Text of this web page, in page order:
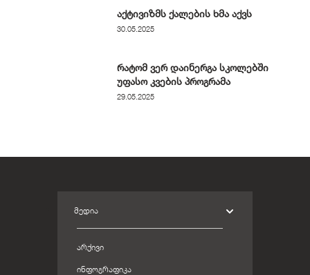
აქტივიზმს ქალების ხმა აქვს
30.05.2025
რატომ ვერ დაინერგა სკოლებში
უფასო კვების პროგრამა
29.05.2025
ᲛᲔᲓᲘᲐ
ᲐᲠᲥᲘᲕᲘ
ᲘᲜᲤᲝᲒᲠᲐᲤᲘᲙᲐ